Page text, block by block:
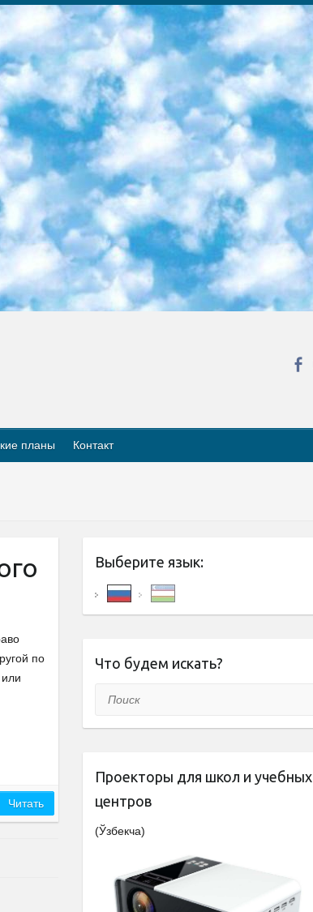
Самостоятельное обучение бесплатное, но желающие могут оплатить услуги персональных наставников. 2. «Смартия» знакомит с актуальными профессиями и подсказывает, как им обучаться. Выбрав заинтересовавшую вас специальность — SMM-специалист, фотограф, веб-дизайнер или другую, — увидите список необходимых для неё умений. Чтобы вы могли освоить их самостоятельно, для каждого умения площадка отображает подборку ссылок на учебные материалы. Хотя «Смартия» ориентируется на русскоязычную аудиторию, часть контента всё же доступна только на английском. 3. «Лекторий Физтеха» Проект Московского физико-технического института (Физтеха). С его помощью вы можете смотреть онлайн серии лекций, записанные на видео в этом вузе. В числе доступных предметов — физика, биология, химия, информационные технологии и другие. К некоторым лекциям администрация ресурса прилагает готовые конспекты, которые можно скачивать в PDF-формате. 4. ITMOcourses Онлайн-площадка Санкт-Петербургского национального исследовательского университета информационных технологий, механики и оптики (ИТМО). Ресурс предоставляет свободный доступ к курсам, разработанным в этом вузе. Каталог материалов разбит на четыре категории: «Оптические системы и технологии», «Приборостроение и робототехника», «Информационные технологии» и «Биотехнологии». Курсы состоят из видеолекций, интерактивных демонстраций и заданий. 5. «КиберЛенинка» Электронная научная библиотека открытого доступа. Каталог площадки регулярно обрастает текстами статей из различных научных изданий. Сгруппированные по журналам и рубрикам публикации можно читать онлайн или скачивать целиком в PDF-формате. Проект нацелен на популяризацию науки за счёт открытого доступа к качественной информации. 6. «ПостНаука» На этом ресурсе публикуют подборки видеолекций, составленные экспертами из разных отраслей и объединённые общими темами. Среди них, к примеру, есть серии «Биоинформатика и геномика», «Культура средневековой Скандинавии» и Cinema Studies о теории кино. Каждая подборка лекций — логически связанная история, рассказанная экспертом от первого лица. Кроме того, на сайте появляются научно-образовательные статьи и тесты на разные темы. 7. «Newочём» Команда проекта «Newочём» отбирает самые интересные тексты из англоязычных СМИ и переводит те из них, за которые голосуют участники сообщества «ВКонтакте». По большей части это научно-популярные статьи. Редакторы придумывают лишь заголовки, в остальном содержание переводов соответствует оригиналам. Полные тексты можно читать прямо в социальной сети. 8. InternetUrok Онлайн-база материалов по основным дисциплинам школьной программы. Информация на сайте структурирована по классам, предметам и темам (урокам). Каждый урок состоит из видеолекций и конспектов. Есть также интерактивные тренажёры и тесты для закрепления пройденного материала. Даже если вы давно окончили школу, возможность повторить программу старших классов всегда может пригодиться. 9. Edutainme Ещё один ресурс об образовании. В отличие от Newtonew, как мне кажется, Edutainme больше ориентируется на представителей индустрии: педагогов, предпринимателей, разработчиков образовательных проектов. Но и любой, кто просто стремится к саморазвитию, найдёт на сайте много полезного и интересного для себя. Например, информацию о новых курсах и образовательных сервисах. 10. Newtonew Онлайн-медиа об образовании и обучении в широком смысле. Авторы Newtonew пишут об инструментах, заведениях, тактиках и стратегиях, которые помогают учить других и получать новые знания самостоятельно. На этой площадке вы найдёте новости, обзоры, аналитические мат
планы Контакт
по
Читать
Выберите язык:
Что будем искать?
Поиск
Проекторы для школ и учебных
центров
(Ўзбекча)